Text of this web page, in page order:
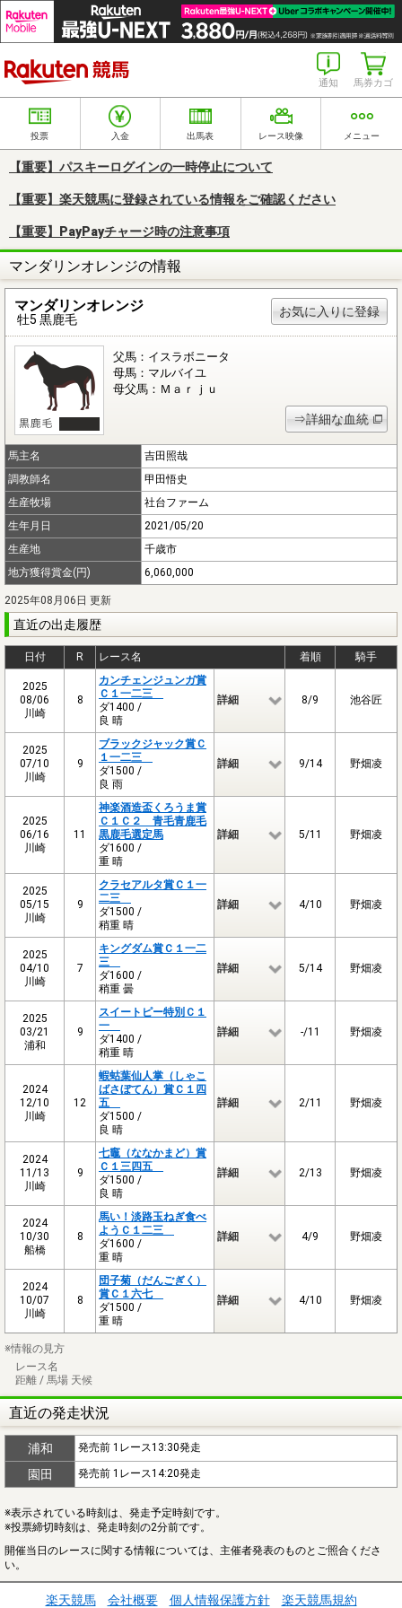
馬券カゴ
通知
投票 入金 出馬表 レース映像 メニュー
【重要】パスキーログインの一時停止について
【重要】楽天競馬に登録されている情報をご確認ください
【重要】PayPayチャージ時の注意事項
マンダリンオレンジの情報
マンダリンオレンジ
牡5 黒鹿毛
お気に入りに登録
父馬：イスラボニータ
母馬：マルバイユ
母父馬：Ｍａｒｊｕ
⇒詳細な血統
馬主名
吉田照哉
調教師名
甲田悟史
生産牧場
社台ファーム
生年月日
2021/05/20
生産地
千歳市
地方獲得賞金(円)
6,060,000
2025年08月06日 更新
直近の出走履歴
日付 R レース名 着順 騎手
2025
08/06
川崎
8
カンチェンジュンガ賞
Ｃ１一二三
ダ1400 /
良 晴
詳細 8/9 池谷匠
2025
07/10
川崎
9
ブラックジャック賞Ｃ
１一二三
ダ1500 /
良 雨
詳細 9/14 野畑凌
2025
06/16
川崎
11
神楽酒造盃くろうま賞
Ｃ１Ｃ２ 青毛青鹿毛
黒鹿毛選定馬
ダ1600 /
重 晴
詳細 5/11 野畑凌
2025
05/15
川崎
9
クラセアルタ賞Ｃ１一
二三
ダ1500 /
稍重 晴
詳細 4/10 野畑凌
2025
04/10
川崎
7
キングダム賞Ｃ１一二
三
ダ1600 /
稍重 曇
詳細 5/14 野畑凌
2025
03/21
浦和
9
スイートピー特別Ｃ１
一
ダ1400 /
稍重 晴
詳細 -/11 野畑凌
2024
12/10
川崎
12
蝦蛄葉仙人掌（しゃこ
ばさぼてん）賞Ｃ１四
五
ダ1500 /
良 晴
詳細 2/11 野畑凌
2024
11/13
川崎
9
七竈（ななかまど）賞
Ｃ１三四五
ダ1500 /
良 晴
詳細 2/13 野畑凌
2024
10/30
船橋
8
馬い！淡路玉ねぎ食べ
ようＣ１二三
ダ1600 /
重 晴
詳細 4/9 野畑凌
2024
10/07
川崎
8
団子菊（だんごぎく）
賞Ｃ１六七
ダ1500 /
重 晴
詳細 4/10 野畑凌
※情報の見方
レース名
距離 / 馬場 天候
直近の発走状況
浦和 発売前 1レース13:30発走
園田 発売前 1レース14:20発走
※表示されている時刻は、発走予定時刻です。
※投票締切時刻は、発走時刻の2分前です。
開催当日のレースに関する情報については、主催者発表のものとご照合くださ
い。
楽天競馬 会社概要 個人情報保護方針 楽天競馬規約